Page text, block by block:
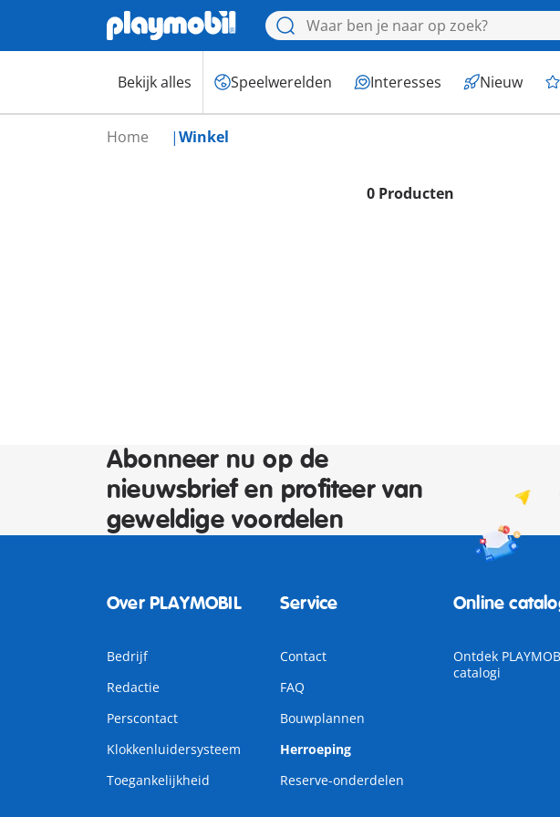
Bekijk alles Speelwerelden Interesses Nieuw
Home Winkel
0 Producten
Abonneer nu op de
nieuwsbrief en profiteer van
geweldige voordelen
Over PLAYMOBIL
Bedrijf
Redactie
Perscontact
Klokkenluidersysteem
Toegankelijkheid
Service
Contact
FAQ
Bouwplannen
Herroeping
Reserve-onderdelen
Online
Ontdek
catalogi